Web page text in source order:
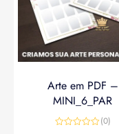
Arte em PDF –
MINI_6_PAR
(0)